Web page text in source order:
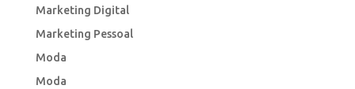
Marketing Digital
Marketing Pessoal
Moda
Moda